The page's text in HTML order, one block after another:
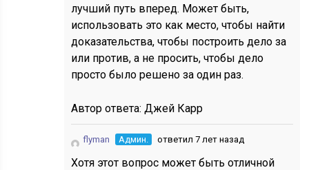
лучший путь вперед. Может быть,
использовать это как место, чтобы найти
доказательства, чтобы построить дело за
или против, а не просить, чтобы дело
просто было решено за один раз.
Автор ответа:Джей Карр
flyman Админ. ответил 7 лет назад
Хотя этот вопрос может быть отличной